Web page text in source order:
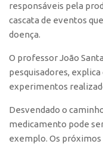
Pesquisa na USP
CEPIX
CPEs
INCTs
PRPI/USP
responsáveis pela
cascata de eventos
doença.
O professor João
pesquisadores,
experimentos
Desvendado o
medicamento pode
exemplo. Os próximos